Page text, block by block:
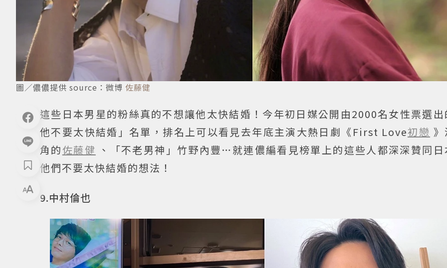
圖／儂儂提供 source：微博 佐藤健
這些日本男星的粉絲真的不想讓他太快結婚！今年初日媒公開由2000名女性票選
他不要太快結婚」名單，排名上可以看見去年底主演大熱日劇《First Love初戀
角的佐藤健 、「不老男神」竹野內豐…就連儂編看見榜單上的這些人都深深贊同
他們不要太快結婚的想法！
9.中村倫也